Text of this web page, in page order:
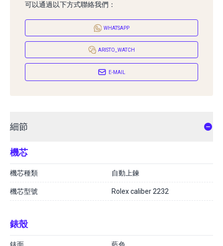
可以通過以下方式聯絡我們：
WHATSAPP
ARISTO_WATCH
E-MAIL
細節
機芯
機芯種類 自動上鍊
機芯型號 Rolex caliber 2232
錶殼